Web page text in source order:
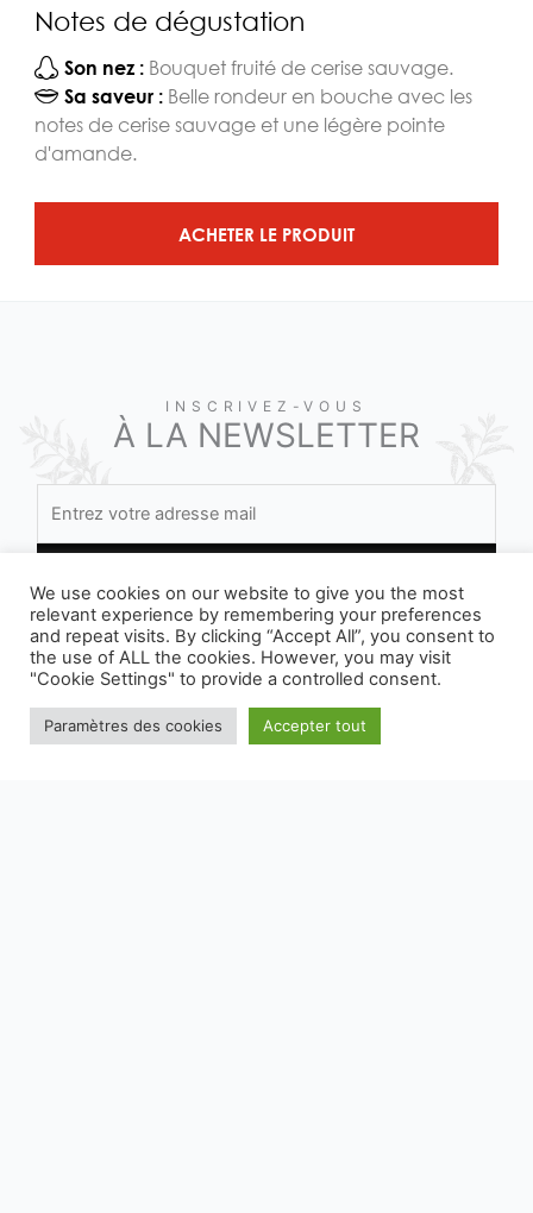
Notes de dégustation
Son nez : Bouquet fruité de cerise sauvage.
Sa saveur : Belle rondeur en bouche avec les
notes de cerise sauvage et une légère pointe
d'amande.
ACHETER LE PRODUIT
INSCRIVEZ-VOUS
À LA NEWSLETTER
En vous inscrivant, vous acceptez nos conditions
We use cookies on our website to give you the most
relevant experience by remembering your preferences
and repeat visits. By clicking “Accept All”, you consent to
the use of ALL the cookies. However, you may visit
"Cookie Settings" to provide a controlled consent.
Paramètres des cookies Accepter tout